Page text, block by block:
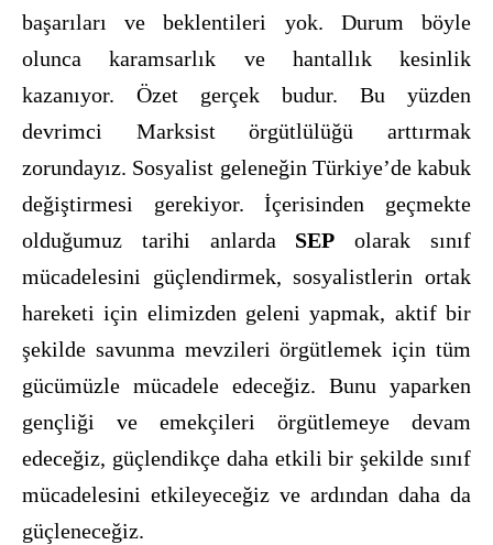
başarıları ve beklentileri yok. Durum böyle
olunca karamsarlık ve hantallık kesinlik
kazanıyor. Özet gerçek budur. Bu yüzden
devrimci Marksist örgütlülüğü arttırmak
zorundayız. Sosyalist geleneğin Türkiye’de kabuk
değiştirmesi gerekiyor. İçerisinden geçmekte
olduğumuz tarihi anlarda SEP olarak sınıf
mücadelesini güçlendirmek, sosyalistlerin ortak
hareketi için elimizden geleni yapmak, aktif bir
şekilde savunma mevzileri örgütlemek için tüm
gücümüzle mücadele edeceğiz. Bunu yaparken
gençliği ve emekçileri örgütlemeye devam
edeceğiz, güçlendikçe daha etkili bir şekilde sınıf
mücadelesini etkileyeceğiz ve ardından daha da
güçleneceğiz.